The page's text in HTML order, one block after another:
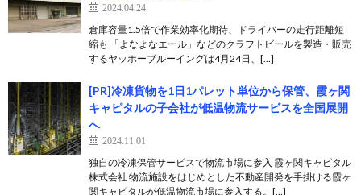
2024.04.24
倉庫容量1.5倍で作業効率化期待、ドライバーの走行距離短
縮も 「よなよなエール」などのクラフトビールを製造・販売
するヤッホーブルーイングは4月24日、[…]
[PR]冷凍貨物を1日1パレット単位から保管、霞ヶ関
キャピタルの子会社が低温物流サービスを全国展開
へ
2024.11.01
独自の冷凍保管サービスで物流市場に参入 霞ヶ関キャピタル
株式会社 物流施設をはじめとした不動産開発を手掛ける霞ヶ
関キャピタルが低温物流市場に参入する。[…]